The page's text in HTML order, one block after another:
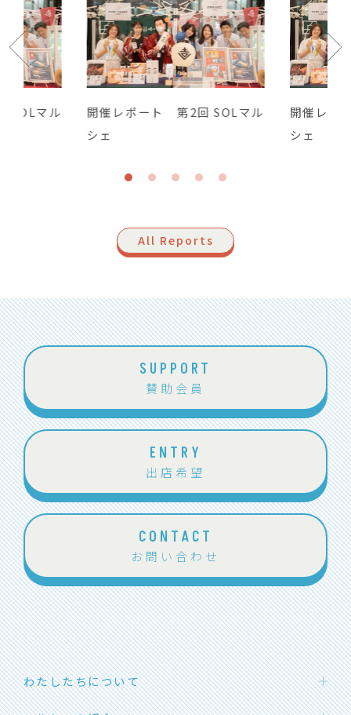
催レポート 第2回 SOLマル
開催レポート 第2回
All Reports
SUPPORT
賛助会員
ENTRY
出店希望
CONTACT
お問い合わせ
わたしたちについて
わたしたちの想い